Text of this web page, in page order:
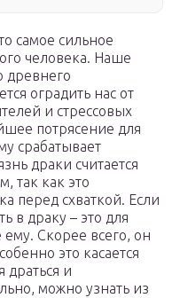
самое сильное
человека. Наше
древнего
оградить нас от
и стрессовых
потрясение для
срабатывает
драки считается
так как это
перед схваткой. Если
в драку – это для
Скорее всего, он
это касается
драться и
можно узнать из